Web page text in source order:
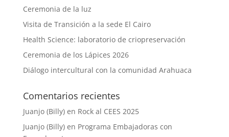
Ceremonia de la luz
Visita de Transición a la sede El Cairo
Health Science: laboratorio de criopreservación
Ceremonia de los Lápices 2026
Diálogo intercultural con la comunidad Arahuaca
Comentarios recientes
Juanjo (Billy)en Rock al CEES 2025
Juanjo (Billy)en Programa Embajadoras con